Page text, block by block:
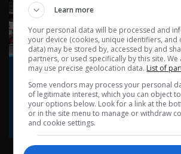
9
Learn more
Your personal data will be processed and
your device (cookies, unique identifiers, and
data) may be stored by, accessed by and
partners, or used specifically by this site.
may use precise geolocation data. List of
Some vendors may process your personal
of legitimate interest, which you can object
your options below. Look for a link at the
or in the site menu to manage or withdraw
and cookie settings.